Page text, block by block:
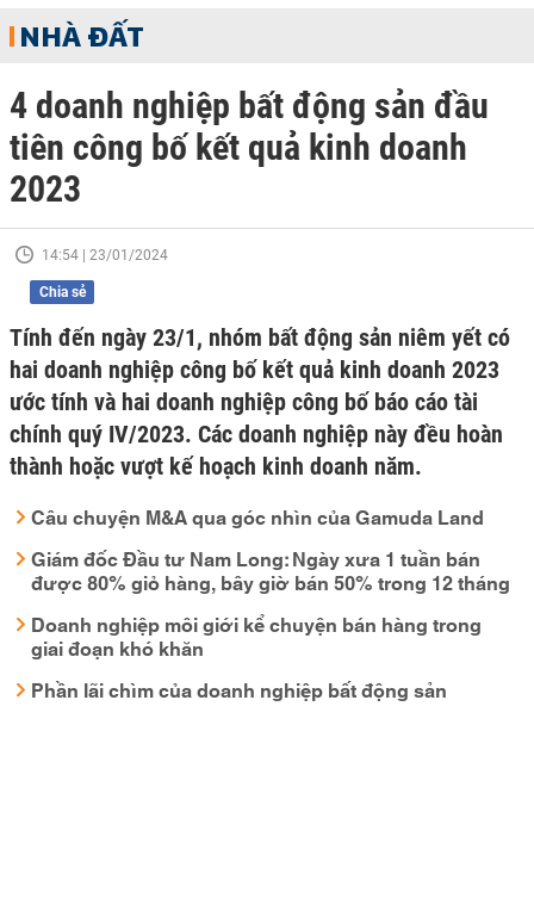
NHÀ ĐẤT
4 doanh nghiệp bất động sản đầu
tiên công bố kết quả kinh doanh
2023
14:54 | 23/01/2024
Chia sẻ
Tính đến ngày 23/1, nhóm bất động sản niêm yết có
hai doanh nghiệp công bố kết quả kinh doanh 2023
ước tính và hai doanh nghiệp công bố báo cáo tài
chính quý IV/2023. Các doanh nghiệp này đều hoàn
thành hoặc vượt kế hoạch kinh doanh năm.
Câu chuyện M&A qua góc nhìn của Gamuda Land
Giám đốc Đầu tư Nam Long: Ngày xưa 1 tuần bán
được 80% giỏ hàng, bây giờ bán 50% trong 12 tháng
Doanh nghiệp môi giới kể chuyện bán hàng trong
giai đoạn khó khăn
Phần lãi chìm của doanh nghiệp bất động sản